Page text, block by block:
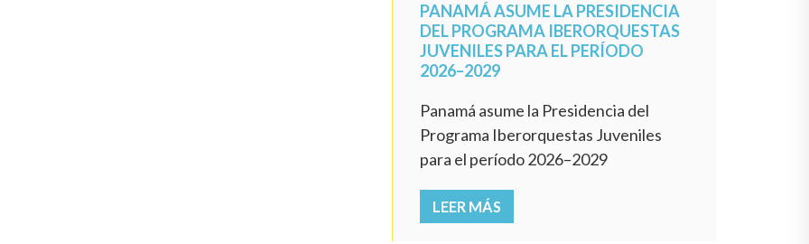
PANAMÁ ASUME LA PRESIDENCIA
DEL PROGRAMA IBERORQUESTAS
JUVENILES PARA EL PERÍODO
2026–2029
Panamá asume la Presidencia del
Programa Iberorquestas Juveniles
para el período 2026–2029
LEER MÁS